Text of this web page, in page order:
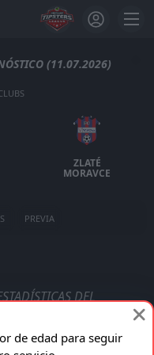
(11.07.2026)
ZLATÉ
MORAVCE
PREVIA
DEL
de edad para seguir